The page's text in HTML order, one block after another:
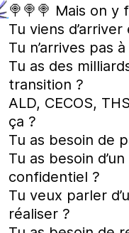
🍭🍭🍭 Mais on y
Tu viens
Tu n’arrives pas
Tu as des
transition ?
ALD, CECOS,
ça ?
Tu as besoin de
Tu as besoin
confidentiel ?
Tu veux parler
réaliser ?